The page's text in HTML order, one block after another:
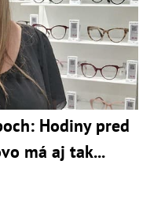
Hodiny pred
má aj tak...